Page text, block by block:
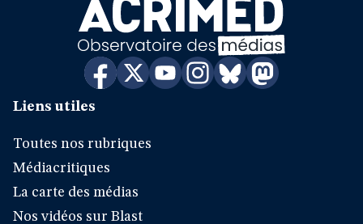
Liens utiles
Toutes nos rubriques
Médiacritiques
La carte des médias
Nos vidéos sur Blast